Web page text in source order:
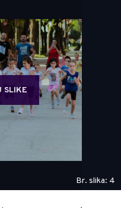
SLIKE
Br. slika: 4